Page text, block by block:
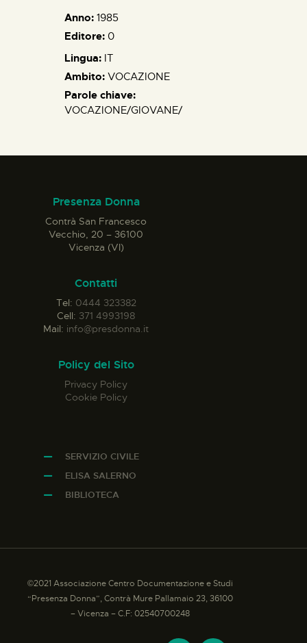
Anno: 1985
Editore: 0
Lingua: IT
Ambito: VOCAZIONE
Parole chiave:
VOCAZIONE/GIOVANE/
Presenza Donna
Contrà San Francesco
Vecchio, 20 – 36100
Vicenza (VI)
Contatti
Tel: 0444 323382
Cell: 371 4993198
Mail: info@presdonna.it
Policy del Sito
Privacy Policy
Cookie Policy
SERVIZIO CIVILE
ELISA SALERNO
BIBLIOTECA
©2021 Associazione Centro Documentazione e Studi
“Presenza Donna”, Contrà Mure Pallamaio 23, 36100
– Vicenza – C.F: 02540700248